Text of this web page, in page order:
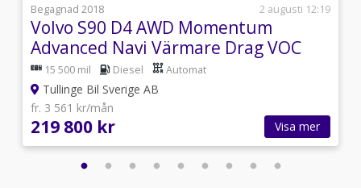
Begagnad 2018
2 augusti 12:19
Volvo S90 D4 AWD Momentum
Advanced Navi Värmare Drag VOC
BLIS15 500 mil Diesel Automat
Tullinge Bil Sverige AB
fr. 3 561 kr/mån
219 800 kr Visa mer